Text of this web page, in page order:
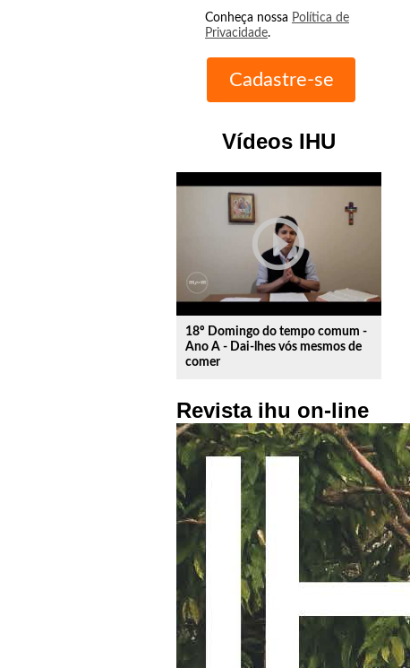
Conheça nossa Política de
Privacidade.
Vídeos IHU
play_circle_outline
18º Domingo do tempo comum -
Ano A - Dai-lhes vós mesmos de
comer
Revista ihu on-line